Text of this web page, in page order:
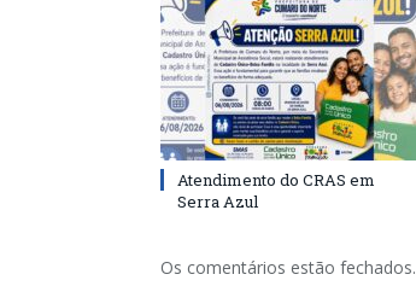
Atendimento do CRAS em
Serra Azul
Os comentários estão fechados.